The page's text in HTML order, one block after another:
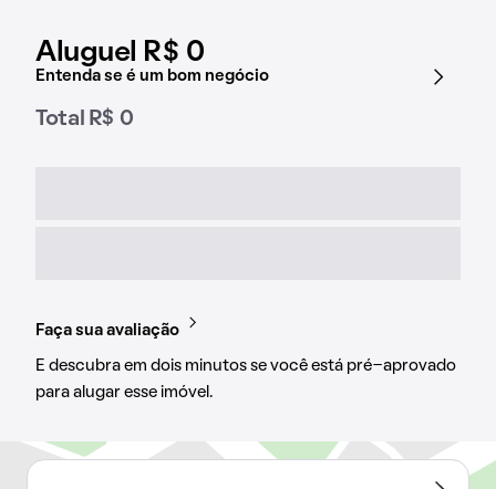
Aluguel R$ 0
Entenda se é um bom negócio
Total R$ 0
Faça sua avaliação
E descubra em dois minutos se você está pré-aprovado
para alugar esse imóvel.